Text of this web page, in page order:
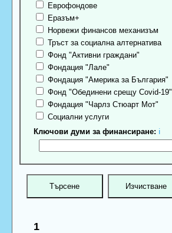
Еврофондове
Еразъм+
Норвежи финансов механизъм
Тръст за социална алтернатива
Фонд "Активни граждани"
Фондация "Лале"
Фондация "Америка за България"
Фонд "Обединени срещу Covid-19"
Фондация "Чарлз Стюарт Мот"
Социални услуги
Ключови думи за финансиране: ℹ
1